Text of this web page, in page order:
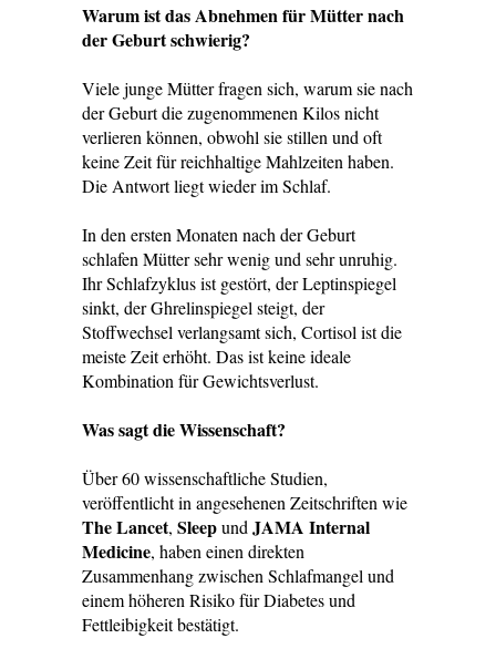
Warum ist das Abnehmen für Mütter nach
der Geburt schwierig?
Viele junge Mütter fragen sich, warum sie nach
der Geburt die zugenommenen Kilos nicht
verlieren können, obwohl sie stillen und oft
keine Zeit für reichhaltige Mahlzeiten haben.
Die Antwort liegt wieder im Schlaf.
In den ersten Monaten nach der Geburt
schlafen Mütter sehr wenig und sehr unruhig.
Ihr Schlafzyklus ist gestört, der Leptinspiegel
sinkt, der Ghrelinspiegel steigt, der
Stoffwechsel verlangsamt sich, Cortisol ist die
meiste Zeit erhöht. Das ist keine ideale
Kombination für Gewichtsverlust.
Was sagt die Wissenschaft?
Über 60 wissenschaftliche Studien,
veröffentlicht in angesehenen Zeitschriften wie
The Lancet, Sleepund JAMA Internal
Medicine, haben einen direkten
Zusammenhang zwischen Schlafmangel und
einem höheren Risiko für Diabetes und
Fettleibigkeit bestätigt.